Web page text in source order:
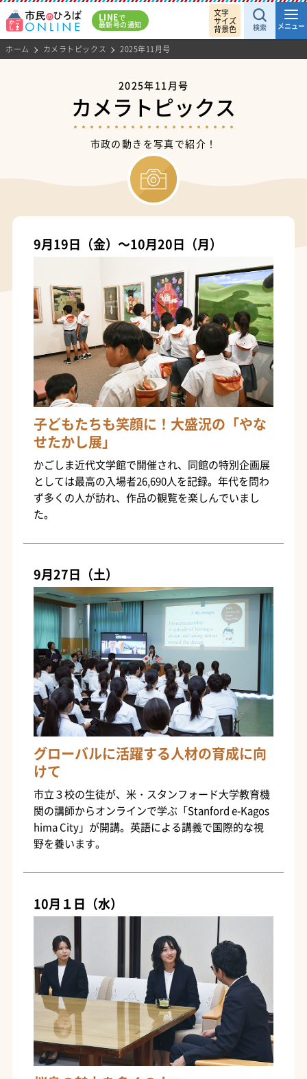
LINEで
最新号の通知
文字
サイズ
背景色 検索 メニュー
ホーム カメラトピックス 2025年11月号
2025年11月号
カメラトピックス
市政の動きを写真で紹介！
9月19日（金）～10月20日（月）
子どもたちも笑顔に！大盛況の「やな
せたかし展」
かごしま近代文学館で開催され、同館の特別企画展
としては最高の入場者26,690人を記録。年代を問わ
ず多くの人が訪れ、作品の観覧を楽しんでいまし
た。
9月27日（土）
グローバルに活躍する人材の育成に向
けて
市立３校の生徒が、米・スタンフォード大学教育機
関の講師からオンラインで学ぶ「Stanford e-Kagos
hima City」が開講。英語による講義で国際的な視
野を養います。
10月１日（水）